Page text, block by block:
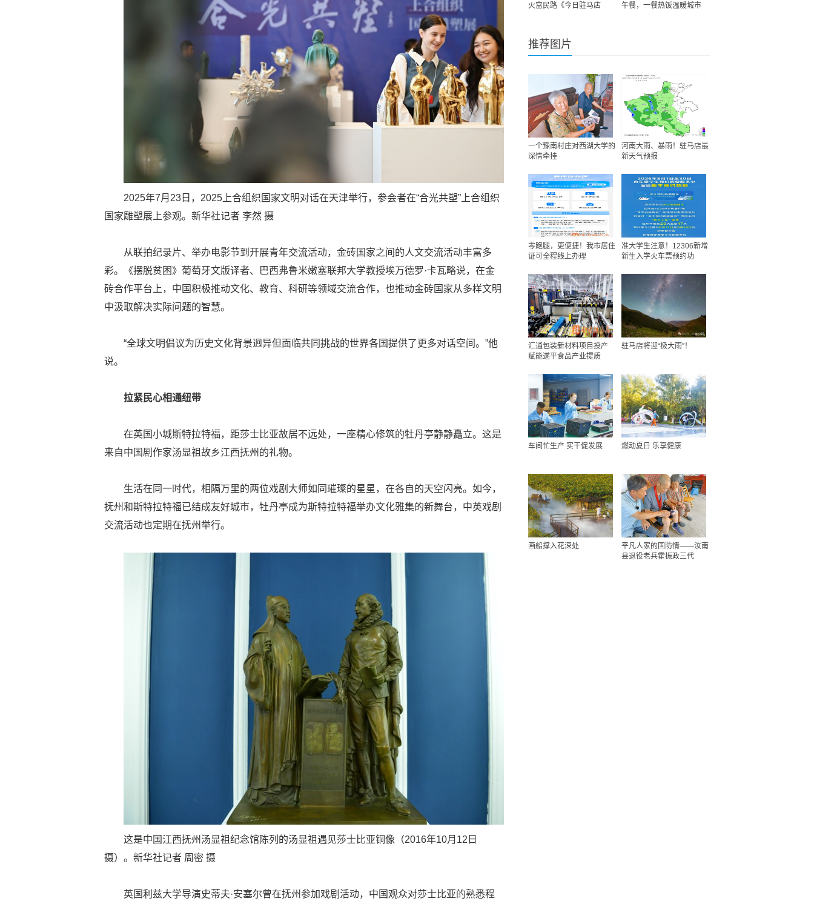
2025年7月23日，2025上合组织国家文明对话在天津举行，参会者在“合光共塑”上合组织
国家雕塑展上参观。新华社记者 李然 摄
从联拍纪录片、举办电影节到开展青年交流活动，金砖国家之间的人文交流活动丰富多
彩。《摆脱贫困》葡萄牙文版译者、巴西弗鲁米嫩塞联邦大学教授埃万德罗·卡瓦略说，在金
砖合作平台上，中国积极推动文化、教育、科研等领域交流合作，也推动金砖国家从多样文明
中汲取解决实际问题的智慧。
“全球文明倡议为历史文化背景迥异但面临共同挑战的世界各国提供了更多对话空间。”他
说。
拉紧民心相通纽带
在英国小城斯特拉特福，距莎士比亚故居不远处，一座精心修筑的牡丹亭静静矗立。这是
来自中国剧作家汤显祖故乡江西抚州的礼物。
生活在同一时代，相隔万里的两位戏剧大师如同璀璨的星星，在各自的天空闪亮。如今，
抚州和斯特拉特福已结成友好城市，牡丹亭成为斯特拉特福举办文化雅集的新舞台，中英戏剧
交流活动也定期在抚州举行。
这是中国江西抚州汤显祖纪念馆陈列的汤显祖遇见莎士比亚铜像（2016年10月12日
摄）。新华社记者 周密 摄
英国利兹大学导演史蒂夫·安塞尔曾在抚州参加戏剧活动，中国观众对莎士比亚的熟悉程
火富民路《今日驻马店
午餐，一餐热饭温暖城市
推荐图片
一个豫南村庄对西湖大学的
深情牵挂
河南大雨、暴雨！驻马店最
新天气预报
零跑腿，更便捷！我市居住
证可全程线上办理
准大学生注意！12306新增
新生入学火车票预约功
汇通包装新材料项目投产
赋能遂平食品产业提质
驻马店将迎“极大雨”！
车间忙生产 实干促发展 燃动夏日 乐享健康
画船撑入花深处
平凡人家的国防情——汝南
县退役老兵霍振政三代